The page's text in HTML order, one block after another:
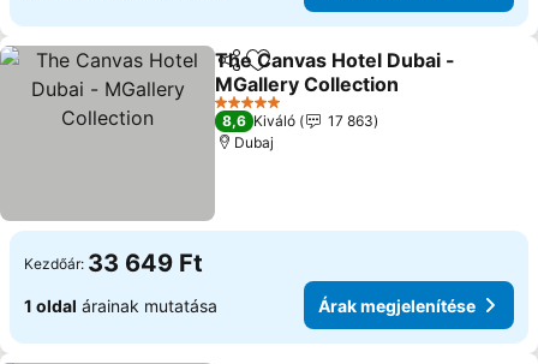
Megosztás
Hozzáadás a kedvencekhez
The Canvas Hotel Dubai -
MGallery Collection
Árak megjelenítése
5 Kategória
8,6 Kiváló
17 863
Dubaj
Kezdőár: 33 649 Ft
1 oldal árainak mutatása Árak megjelenítése